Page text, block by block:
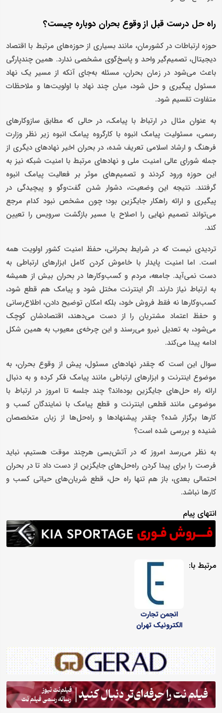
راه حل درست قبل از وقوع بحران دوباره چیست؟
حوزه ارتباطات در کشورمان، مانند بسیاری از حوزه‌های مرتبط با اقتصاد
دیجیتال، تصمیم‌گیر واحد و پاسخ‌گوی مشخصی ندارد. همین چندپارگی
باعث می‌شود در زمان بحران، مسئله به‌جای آنکه از مسیر یک نهاد
مسئول پیگیری و حل شود، میان چند نهاد با اولویت‌ها و ملاحظات
متفاوت تقسیم شود.
به عنوان مثال در ارتباط با پیامک، در حالی که مطابق سازوکارهای
رسمی، مسئولیت پیامک انبوه با کارگروه پیامک انبوه زیر نظر وزارت
فرهنگ و ارشاد اسلامی تعریف شده، در بحران اخیر نهادهای دیگری از
جمله شورای عالی امنیت ملی و نهادهای مرتبط با امنیت شبکه نیز به
این حوزه ورود کردند و تصمیم‌های موثر بر فعالیت پیامک انبوه
گرفتند. نتیجه این وضعیت، دشوار شدن گفت‌وگو و پیچیدگی در
پیگیری و ارائه راهکار جایگزین بود؛ چون مشخص نبود کدام مرجع
می‌تواند تصمیم نهایی را اصلاح یا مسیر بازگشت سرویس را تعیین
کند.
تردیدی نیست که در شرایط بحرانی، حفظ امنیت کشور اولویت همه
است. اما امنیت پایدار با خاموش کردن کامل ابزارهای ارتباطی به
دست نمی‌آید. جامعه، مردم و کسب‌وکارها در بحران بیش از همیشه
به ارتباط نیاز دارند. اگر اینترنت مختل شود و پیامک هم قطع شود،
کسب‌وکارها نه فقط فروش خود، بلکه امکان توضیح دادن، اطلاع‌رسانی
و حفظ اعتماد مشتریان را از دست می‌دهند، اقتصادشان کوچک
می‌شود، به تعدیل نیرو می‌رسند و این چرخه‌ی معیوب به همین شکل
ادامه پیدا می‌کند.
سوال این است که چقدر نهادهای مسئول، پیش از وقوع بحران، به
موضوع اینترنت و ابزارهای ارتباطی مانند پیامک فکر کرده و به دنبال
ارائه راه حل‌های جایگزین بوده‌اند؟ چند جلسه تا امروز در ارتباط با
موضوعی مانند قطعی اینترنت و قطع پیامک با نمایندگان کسب و
کارها برگزار شده؟ چقدر پیشنهادها و راه‌حل‌ها از زبان متخصصان
شنیده و بررسی شده است؟
به نظر می‌رسد امروز که در آتش‌بسی هرچند موقت هستیم، نباید
فرصت را برای پیدا کردن راه‌حل‌های جایگزین از دست داد تا در بحران
احتمالی بعدی، باز هم تنها راه حل، قطع شریان‌های حیاتی کسب و
کارها نباشد.
انتهای پیام
مرتبط با:
انجمن تجارت
الکترونیک تهران